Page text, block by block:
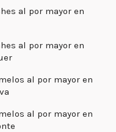
al por mayor en
al por mayor en
al por mayor en
al por mayor en